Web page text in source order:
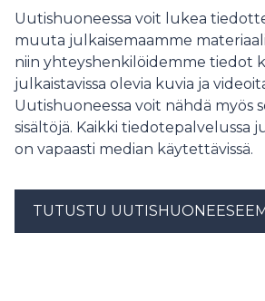
nostavan korkoja syyskuun
Uutishuoneessa voit lukea
muuta julkaisemaamme
niin yhteyshenkilöidemme tiedot
julkaistavissa olevia kuvia ja
Uutishuoneessa voit nähdä myös
sisältöjä. Kaikki tiedotepalvelussa
on vapaasti median käytettävissä.
TUTUSTU